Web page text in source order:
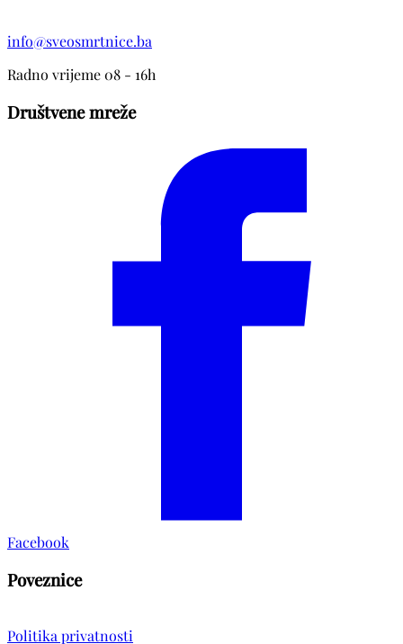
info@sveosmrtnice.ba
Radno vrijeme 08 - 16h
Društvene mreže
Facebook
Poveznice
Politika privatnosti